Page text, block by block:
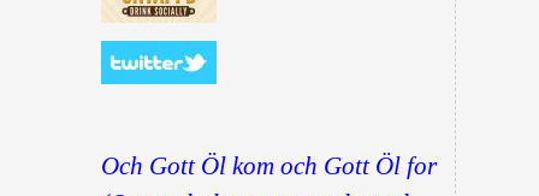
Och Gott Öl kom och Gott Öl for